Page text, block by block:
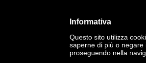
Informativa
Questo sito utilizza
saperne di più o
proseguendo nella